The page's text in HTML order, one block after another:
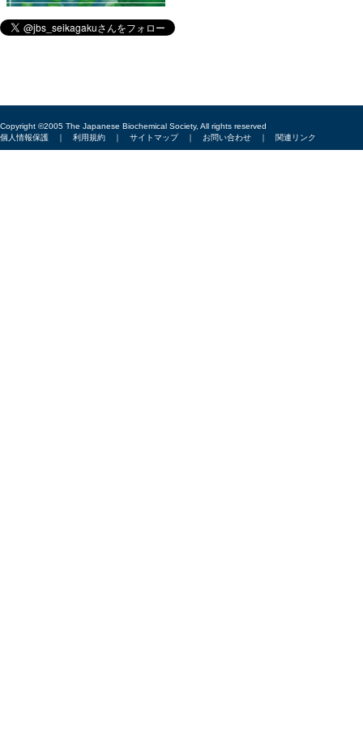
Copyright ©2005 The Japanese Biochemical Society, All rights reserved
個人情報保護 ｜ 利用規約 ｜ サイトマップ｜ お問い合わせ ｜ 関連リンク